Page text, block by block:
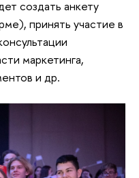
создать анкету
принять участие в
маркетинга,
и др.